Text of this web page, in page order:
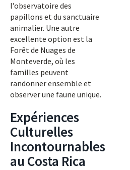
l’observatoire des
papillons et du sanctuaire
animalier. Une autre
excellente option est la
Forêt de Nuages de
Monteverde, où les
familles peuvent
randonner ensemble et
observer une faune unique.
Expériences
Culturelles
Incontournables
au Costa Rica